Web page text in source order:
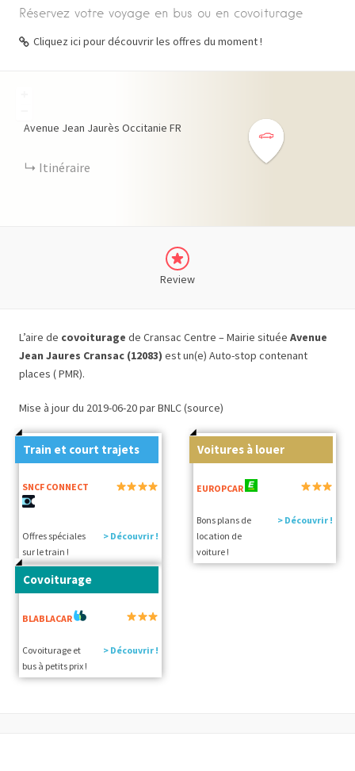
Réservez votre voyage en bus ou en covoiturage
Cliquez ici pour découvrir les offres du moment !
Avenue Jean Jaurès Occitanie FR
Itinéraire
Review
L’aire de covoiturage de Cransac Centre – Mairie située Avenue
Jean Jaures Cransac (12083) est un(e) Auto-stop contenant
places ( PMR).
Mise à jour du 2019-06-20 par BNLC (source)
Train et court trajets
SNCF CONNECT
Offres spéciales
sur le train !
> Découvrir !
Voitures à louer
EUROPCAR
Bons plans de
location de
voiture !
> Découvrir !
Covoiturage
BLABLACAR
Covoiturage et
bus à petits prix !
> Découvrir !